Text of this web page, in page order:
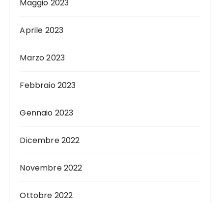
Maggio 2023
Aprile 2023
Marzo 2023
Febbraio 2023
Gennaio 2023
Dicembre 2022
Novembre 2022
Ottobre 2022